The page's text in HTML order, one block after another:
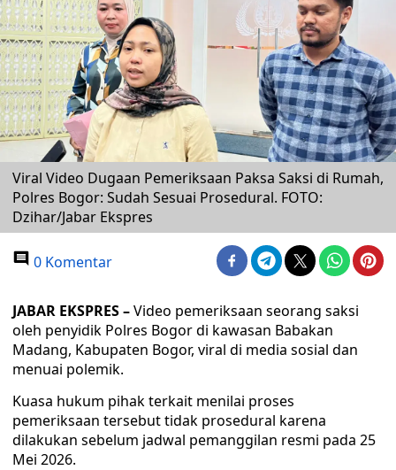
Viral Video Dugaan Pemeriksaan Paksa Saksi di Rumah,
Polres Bogor: Sudah Sesuai Prosedural. FOTO:
Dzihar/Jabar Ekspres
0 Komentar
JABAR EKSPRES –Video pemeriksaan seorang saksi
oleh penyidik Polres Bogor di kawasan Babakan
Madang, Kabupaten Bogor, viral di media sosial dan
menuai polemik.
Kuasa hukum pihak terkait menilai proses
pemeriksaan tersebut tidak prosedural karena
dilakukan sebelum jadwal pemanggilan resmi pada 25
Mei 2026.